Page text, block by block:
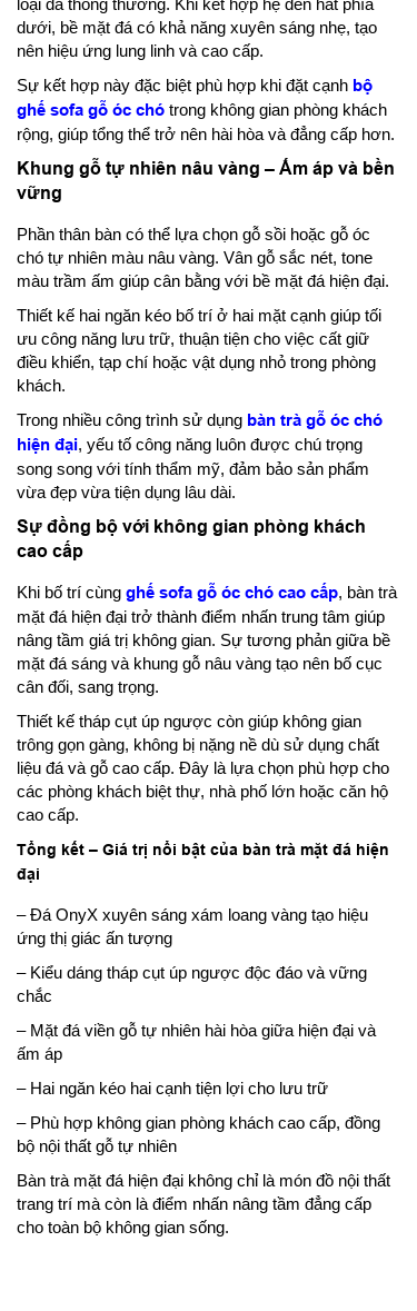
dưới, bề mặt đá có khả năng xuyên sáng nhẹ, tạo
nên hiệu ứng lung linh và cao cấp.
Sự kết hợp này đặc biệt phù hợp khi đặt cạnh bộ
ghế sofa gỗ óc chó trong không gian phòng khách
rộng, giúp tổng thể trở nên hài hòa và đẳng cấp hơn.
Khung gỗ tự nhiên nâu vàng – Ấm áp và bền
vững
Phần thân bàn có thể lựa chọn gỗ sồi hoặc gỗ óc
chó tự nhiên màu nâu vàng. Vân gỗ sắc nét, tone
màu trầm ấm giúp cân bằng với bề mặt đá hiện đại.
Thiết kế hai ngăn kéo bố trí ở hai mặt cạnh giúp tối
ưu công năng lưu trữ, thuận tiện cho việc cất giữ
điều khiển, tạp chí hoặc vật dụng nhỏ trong phòng
khách.
Trong nhiều công trình sử dụng bàn trà gỗ óc chó
hiện đại, yếu tố công năng luôn được chú trọng
song song với tính thẩm mỹ, đảm bảo sản phẩm
vừa đẹp vừa tiện dụng lâu dài.
Sự đồng bộ với không gian phòng khách
cao cấp
Khi bố trí cùng ghế sofa gỗ óc chó cao cấp, bàn trà
mặt đá hiện đại trở thành điểm nhấn trung tâm giúp
nâng tầm giá trị không gian. Sự tương phản giữa bề
mặt đá sáng và khung gỗ nâu vàng tạo nên bố cục
cân đối, sang trọng.
Thiết kế tháp cụt úp ngược còn giúp không gian
trông gọn gàng, không bị nặng nề dù sử dụng chất
liệu đá và gỗ cao cấp. Đây là lựa chọn phù hợp cho
các phòng khách biệt thự, nhà phố lớn hoặc căn hộ
cao cấp.
Tổng kết – Giá trị nổi bật của bàn trà mặt đá hiện
đại
– Đá OnyX xuyên sáng xám loang vàng tạo hiệu
ứng thị giác ấn tượng
– Kiểu dáng tháp cụt úp ngược độc đáo và vững
chắc
– Mặt đá viền gỗ tự nhiên hài hòa giữa hiện đại và
ấm áp
– Hai ngăn kéo hai cạnh tiện lợi cho lưu trữ
– Phù hợp không gian phòng khách cao cấp, đồng
bộ nội thất gỗ tự nhiên
Bàn trà mặt đá hiện đại không chỉ là món đồ nội thất
trang trí mà còn là điểm nhấn nâng tầm đẳng cấp
cho toàn bộ không gian sống.